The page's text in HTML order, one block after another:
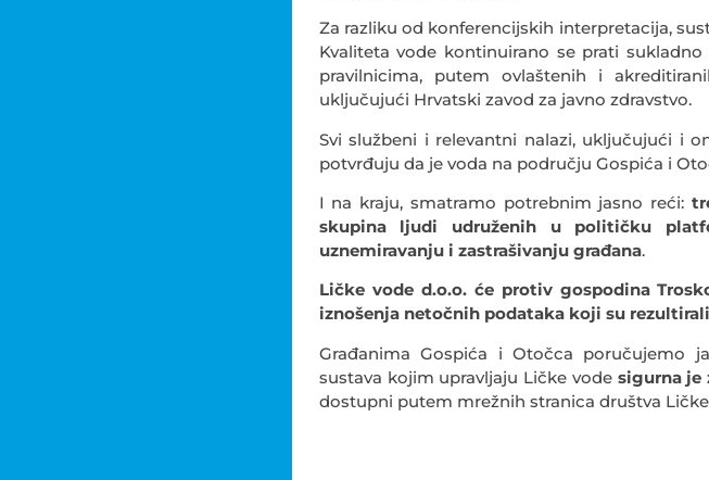
Za razliku od konferencijskih interpretacija,
Kvaliteta vode kontinuirano se prati
pravilnicima, putem ovlaštenih i
uključujući Hrvatski zavod za javno zdravstvo.
Svi službeni i relevantni nalazi, uključujući i
potvrđuju da je voda na području Gospića i
I na kraju, smatramo potrebnim jasno reći:
skupina ljudi udruženih u političku
uznemiravanju i zastrašivanju građana.
Ličke vode d.o.o. će protiv gospodina
iznošenja netočnih podataka koji su
Građanima Gospića i Otočca poručujemo
sustava kojim upravljaju Ličke vodesigurna je
dostupni putem mrežnih stranica društva Ličke